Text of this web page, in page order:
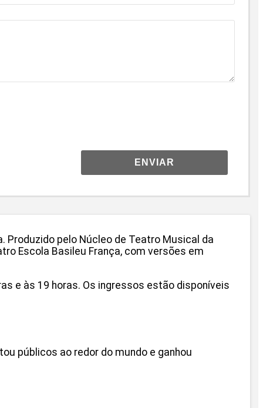
ENVIAR
Produzido pelo Núcleo de Teatro Musical da
Escola Basileu França, com versões em
e às 19 horas. Os ingressos estão disponíveis
públicos ao redor do mundo e ganhou